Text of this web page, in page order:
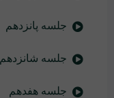
جلسه پانزدهم
جلسه شانزدهم
جلسه هفدهم